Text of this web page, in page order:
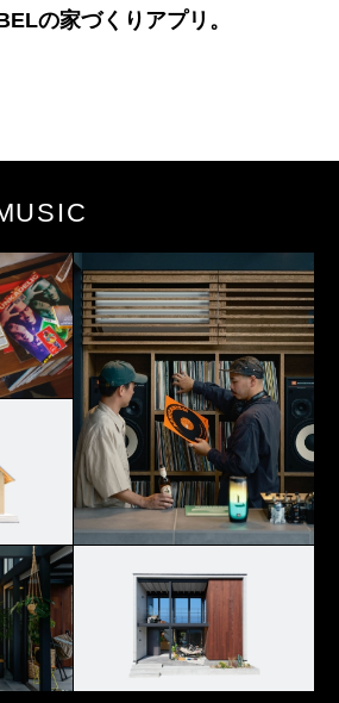
の家づくりアプリ。